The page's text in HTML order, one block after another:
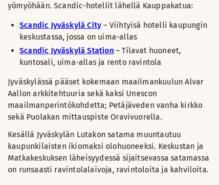
yömyöhään. Scandic-hotellit lähellä Kauppakatua:
Scandic Jyväskylä City – Viihtyisä hotelli kaupungin
keskustassa, jossa on uima-allas
Scandic Jyväskylä Station– Tilavat huoneet,
kuntosali, uima-allas ja rento ravintola
Jyväskylässä pääset kokemaan maailmankuulun Alvar
Aallon arkkitehtuuria sekä kaksi Unescon
maailmanperintökohdetta; Petäjäveden vanha kirkko
sekä Puolakan mittauspiste Oravivuorella.
Kesällä Jyväskylän Lutakon satama muuntautuu
kaupunkilaisten ikiomaksi olohuoneeksi. Keskustan ja
Matkakeskuksen läheisyydessä sijaitsevassa satamassa
on runsaasti ravintolalaivoja, ravintoloita ja kahviloita.